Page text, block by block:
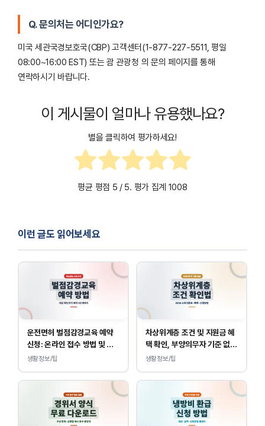
Q. 문의처는 어디인가요?
미국 세관국경보호국(CBP) 고객센터(1-877-227-5511, 평일
08:00~16:00 EST) 또는 괌 관광청 의 문의 페이지를 통해
연락하시기 바랍니다.
이 게시물이 얼마나 유용했나요?
별을 클릭하여 평가하세요!
평균 평점 5 / 5. 평가 집계 1008
이런 글도 읽어보세요
운전면허 벌점감경교육 예약
신청: 온라인 접수 방법 및 비
용 안내
생활정보/팁
차상위계층 조건 및 지원금 혜
택 확인, 부양의무자 기준 없
이 소득, 재산만 봅니다.
생활정보/팁